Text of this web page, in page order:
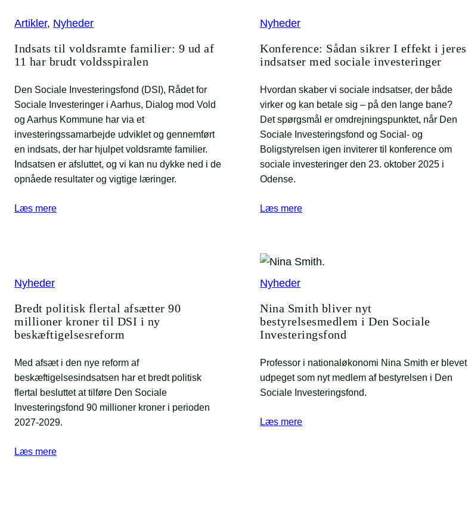
Artikler, Nyheder
Indsats til voldsramte familier: 9 ud af
11 har brudt voldsspiralen
Den Sociale Investeringsfond (DSI), Rådet for
Sociale Investeringer i Aarhus, Dialog mod Vold
og Aarhus Kommune har via et
investeringssamarbejde udviklet og gennemført
en indsats, der har hjulpet voldsramte familier.
Indsatsen er afsluttet, og vi kan nu dykke ned i de
opnåede resultater og vigtige læringer.
Læs mere
Nyheder
Konference: Sådan sikrer I effekt i jeres
indsatser med sociale investeringer
Hvordan skaber vi sociale indsatser, der både
virker og kan betale sig – på den lange bane?
Det spørgsmål er omdrejningspunktet, når Den
Sociale Investeringsfond og Social- og
Boligstyrelsen igen inviterer til konference om
sociale investeringer den 23. oktober 2025 i
Odense.
Læs mere
Nyheder
Bredt politisk flertal afsætter 90
millioner kroner til DSI i ny
beskæftigelsesreform
Med afsæt i den nye reform af
beskæftigelsesindsatsen har et bredt politisk
flertal besluttet at tilføre Den Sociale
Investeringsfond 90 millioner kroner i perioden
2027-2029.
Læs mere
Nyheder
Nina Smith bliver nyt
bestyrelsesmedlem i Den Sociale
Investeringsfond
Professor i nationaløkonomi Nina Smith er blevet
udpeget som nyt medlem af bestyrelsen i Den
Sociale Investeringsfond.
Læs mere